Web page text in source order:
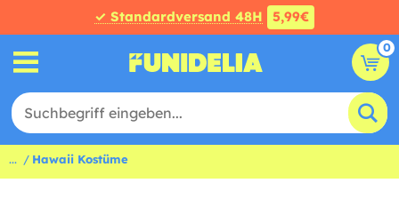
✓ Standardversand 48H 5,99€
0
... Hawaii Kostüme